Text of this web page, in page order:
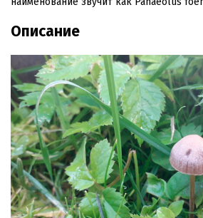
Описание